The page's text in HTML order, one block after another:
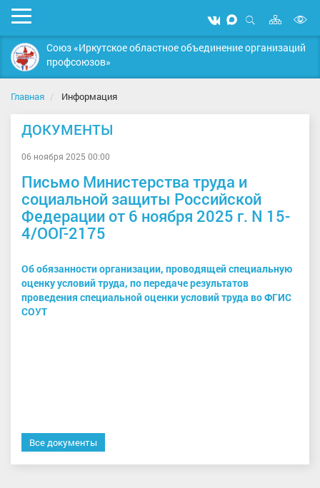
Мобильное
меню
Мы
вконтакте
Мы
в
MAX
Открыть
поиск
Карта
сайта
Союз «Иркутское областное объединение организаций
профсоюзов»
Главная Информация
ДОКУМЕНТЫ
06 ноября 2025 00:00
Письмо Министерства труда и
социальной защиты Российской
Федерации от 6 ноября 2025 г. N 15-
4/ООГ-2175
Об обязанности организации, проводящей специальную
оценку условий труда, по передаче результатов
проведения специальной оценки условий труда во ФГИС
СОУТ
Все документы